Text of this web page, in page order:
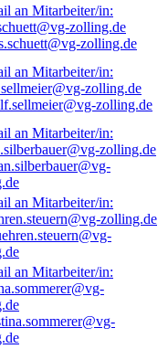
zolling.de
zolling.de